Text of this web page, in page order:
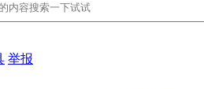
举报